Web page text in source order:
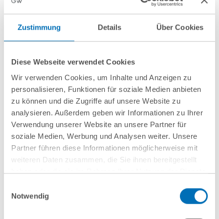
Zustimmung Details Über Cookies
Diese Webseite verwendet Cookies
Wir verwenden Cookies, um Inhalte und Anzeigen zu
personalisieren, Funktionen für soziale Medien anbieten
zu können und die Zugriffe auf unsere Website zu
analysieren. Außerdem geben wir Informationen zu Ihrer
Verwendung unserer Website an unsere Partner für
soziale Medien, Werbung und Analysen weiter. Unsere
Partner führen diese Informationen möglicherweise mit
weiteren Daten zusammen, die Sie ihnen bereitgestellt
haben oder die sie im Rahmen Ihrer Nutzung der Dienste
Cookies, wenn Sie unsere Webseite weiterhin nutzen.
Hinweis auf die Verarbeitung Ihrer personenbezogenen
Notwendig
juliane.hensel@cms-hs.com
Counsel, CMS Deutschland
T +49 30 20360 2809
anna-maja.schaefer@cms-
hs.com